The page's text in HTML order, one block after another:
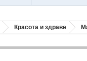
Красота и здраве